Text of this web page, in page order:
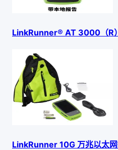
LinkRunner® AT 3000（R
LinkRunner 10G 万兆以太